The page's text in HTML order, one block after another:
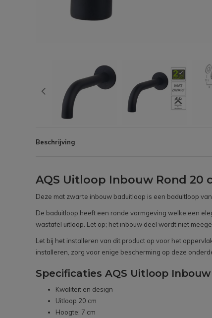
Beschrijving
AQS Uitloop Inbouw Rond 20
Deze mat zwarte inbouw baduitloop is een baduitloop
De baduitloop heeft een ronde vormgeving welke een
wastafel uitloop. Let op; het inbouw deel wordt niet
Let bij het installeren van dit product op voor het
installeren, zorg voor enige bescherming op deze
Specificaties AQS Uitloop
Kwaliteit en design
Uitloop 20 cm
Hoogte: 7 cm